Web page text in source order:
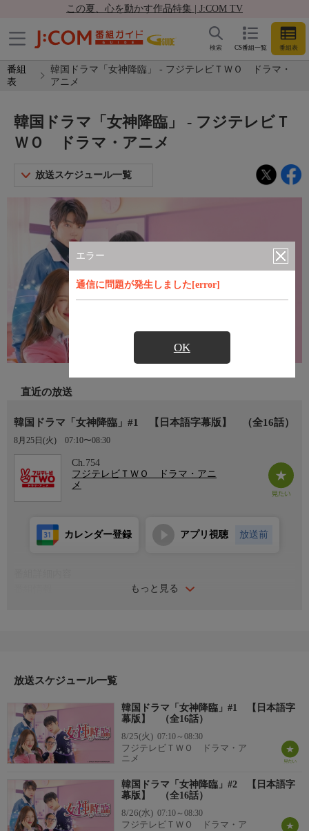
この夏、心を動かす作品特集 | J:COM TV
CS番組一覧 番組表
検索
番組
表
韓国ドラマ「女神降臨」 - フジテレビＴＷＯ ドラマ・
アニメ
エラー
通信に問題が発生しました[error]
OK
韓国ドラマ「女神降臨」 - フジテレビＴ
ＷＯ ドラマ・アニメ
放送スケジュール一覧
直近の放送
韓国ドラマ「女神降臨」#1 【日本語字幕版】 （全16話）
8月25日(火) 07:10〜08:30
Ch.754
フジテレビＴＷＯ ドラマ・アニ
メ
もっと見る
カレンダー登録 アプリ視聴 放送前
ブ漫画！待望の実写ドラマ化！
放送スケジュール一覧
韓国ドラマ「女神降臨」#1 【日本語字
幕版】 （全16話）
8/25(火) 07:10～08:30
フジテレビＴＷＯ ドラマ・ア
ニメ
韓国ドラマ「女神降臨」#2 【日本語字
幕版】 （全16話）
8/26(水) 07:10～08:30
フジテレビＴＷＯ ドラマ・ア